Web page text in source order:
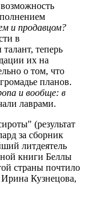
и продавцом?
в
теперь
их на
о том, что
планов.
и вообще: в
лаврами.
(результат
за сборник
литдеятель
книги Беллы
страны почтило
Кузнецова,